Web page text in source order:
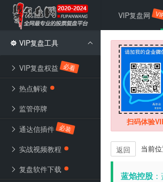
扫码体验
返回 当前位
蓝焰控股 ：
VIP复盘网
VIP复盘工具
VIP复盘权益 必看
热点解读
监管停牌
通达信插件 必装
实战视频教程
复盘软件下载